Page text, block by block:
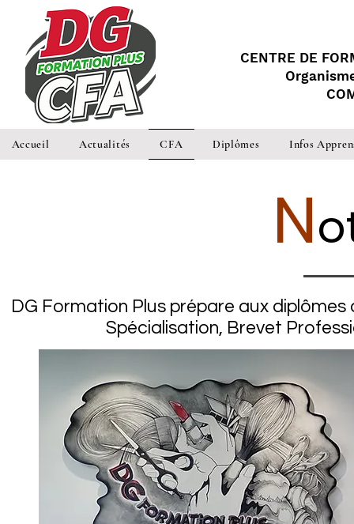
CENTRE DE
Accueil Actualités CFA Diplômes Infos
No
DG Formation Plus prépare aux
Spécialisation, Brevet